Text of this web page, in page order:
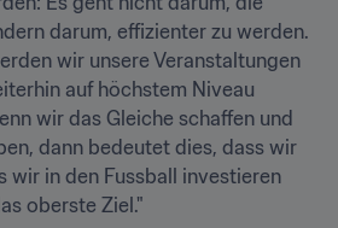
darum, effizienter zu werden.
wir unsere Veranstaltungen
auf höchstem Niveau
wir das Gleiche schaffen und
dann bedeutet dies, dass wir
wir in den Fussball investieren
oberste Ziel."